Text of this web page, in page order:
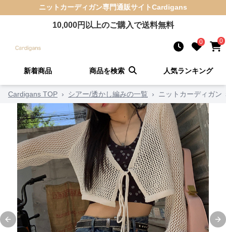
ニットカーディガン専門通販サイトCardigans
10,000円以上のご購入で送料無料
0 0
新着商品 商品を検索 人気ランキング
Cardigans TOP › シアー/透かし編みの一覧 › ニットカーディガン
Previous slide